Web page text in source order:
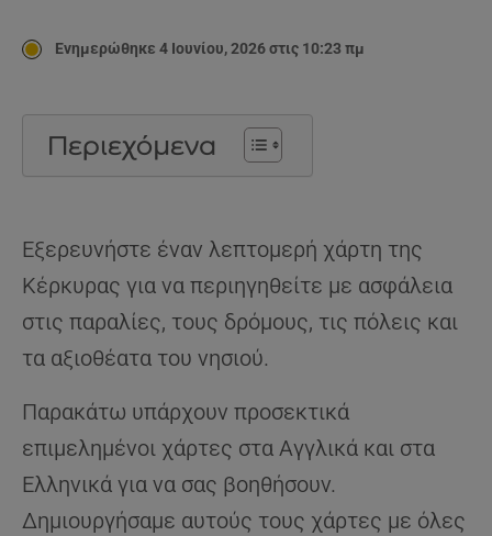
Ενημερώθηκε 4 Ιουνίου, 2026 στις 10:23 πμ
Περιεχόμενα
Εξερευνήστε έναν λεπτομερή χάρτη της
Κέρκυρας για να περιηγηθείτε με ασφάλεια
στις παραλίες, τους δρόμους, τις πόλεις και
τα αξιοθέατα του νησιού.
Παρακάτω υπάρχουν προσεκτικά
επιμελημένοι χάρτες στα Αγγλικά και στα
Ελληνικά για να σας βοηθήσουν.
Δημιουργήσαμε αυτούς τους χάρτες με όλες